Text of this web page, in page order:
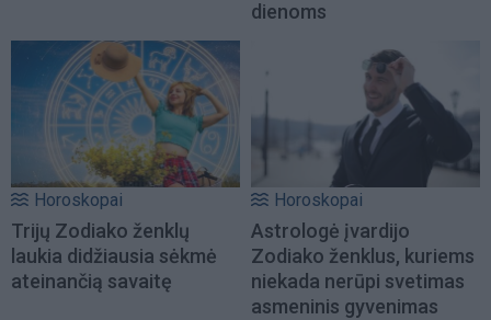
dienoms
Horoskopai
Trijų Zodiako ženklų
laukia didžiausia sėkmė
ateinančią savaitę
Horoskopai
Astrologė įvardijo
Zodiako ženklus, kuriems
niekada nerūpi svetimas
asmeninis gyvenimas